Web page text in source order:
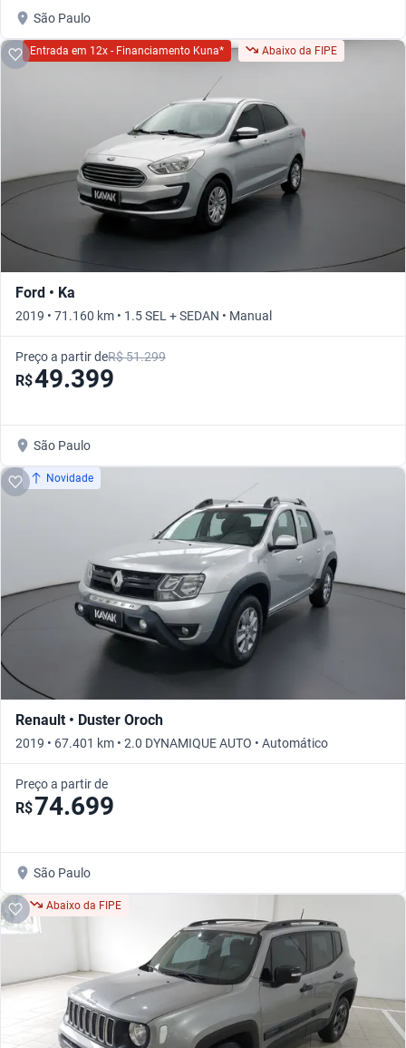
São Paulo
Entrada em 12x - Financiamento Kuna* Abaixo da FIPE
Ford • Ka
2019 • 71.160 km • 1.5 SEL + SEDAN • Manual
Preço a partir deR$ 51.299
R$49.399
São Paulo
Novidade
Renault • Duster Oroch
2019 • 67.401 km • 2.0 DYNAMIQUE AUTO • Automático
Preço a partir de
R$74.699
São Paulo
Abaixo da FIPE